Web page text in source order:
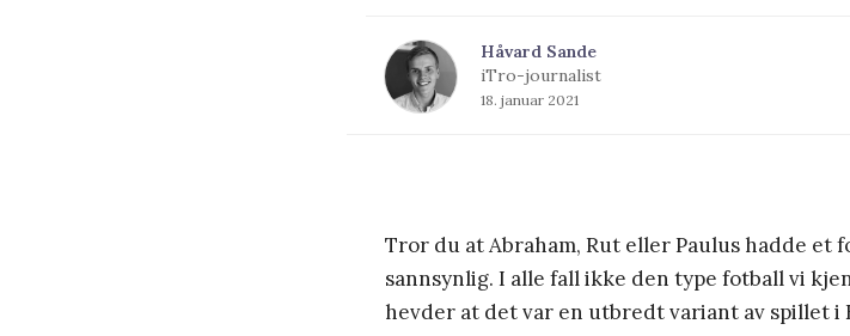
Håvard Sande
iTro-journalist
18. januar 2021
Tror du at Abraham, Rut eller Paulus hadde
sannsynlig. I alle fall ikke den type fotball vi
hevder at det var en utbredt variant av spillet i